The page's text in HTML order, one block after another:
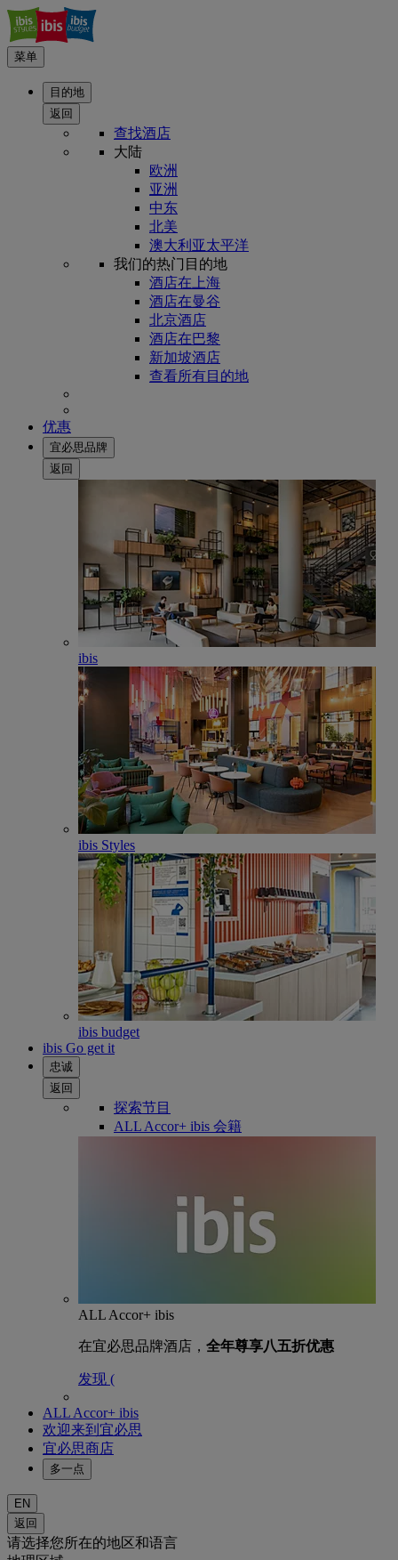
菜单
目的地
返回
查找酒店
大陆
欧洲
亚洲
中东
北美
澳大利亚太平洋
我们的热门目的地
酒店在上海
酒店在曼谷
北京酒店
酒店在巴黎
新加坡酒店
查看所有目的地
优惠
宜必思品牌
返回
ibis
ibis Styles
ibis budget
ibis Go get it
忠诚
返回
探索节目
ALL Accor+ ibis 会籍
ALL Accor+ ibis
在宜必思品牌酒店， 全年尊享八五折优惠
发现 (
ALL Accor+ ibis
欢迎来到宜必思
宜必思商店
多一点
EN
返回
请选择您所在的地区和语言